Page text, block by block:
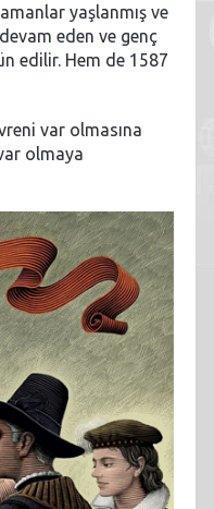
yaşlanmış ve
eden ve genç
edilir. Hem de 1587
var olmasına
olmaya